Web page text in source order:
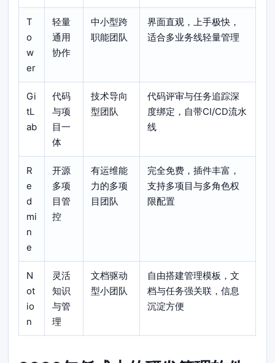
T
o
w
er
轻量
通用
协作
中小型跨
职能团队
界面直观，上手极快，
适合多业务线轻量管理
Gi
tL
ab
代码
与项
目一
体
技术导向
型团队
代码评审与任务追踪深
度绑定，自带CI/CD流水
线
R
e
d
mi
n
e
开源
多项
目管
控
有运维能
力的多项
目团队
完全免费，插件丰富，
支持多项目与多角色权
限配置
N
ot
io
n
灵活
知识
与管
理
文档驱动
型小团队
自由搭建管理模板，文
档与任务强关联，信息
沉淀方便